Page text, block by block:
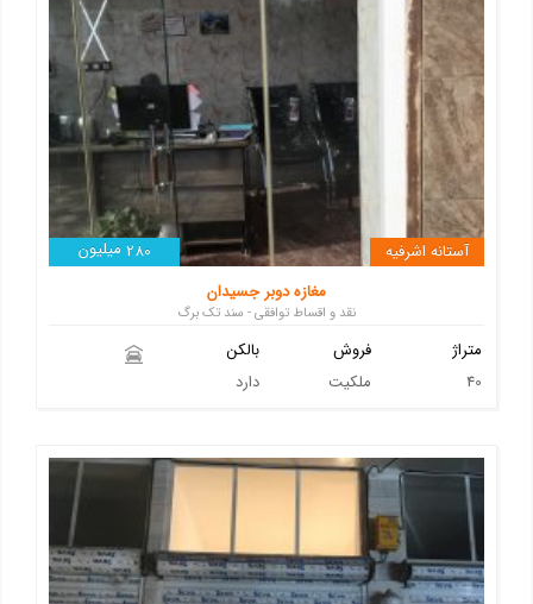
280 میلیون
آستانه اشرفیه
مغازه دوبر جسیدان
نقد و اقساط توافقی - سند تک برگ
بالکن
دارد
فروش
ملکیت
متراژ
40